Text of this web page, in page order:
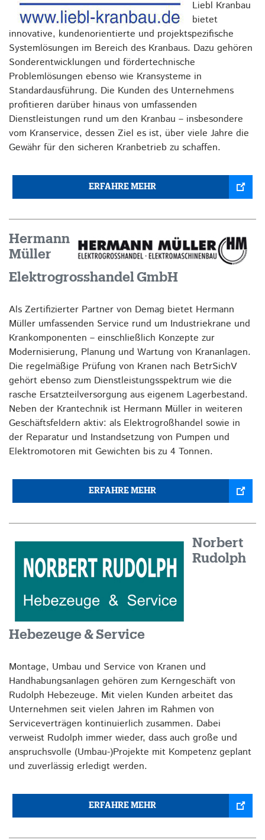
Liebl Kranbau
bietet
innovative, kundenorientierte und projektspezifische
Systemlösungen im Bereich des Kranbaus. Dazu gehören
Sonderentwicklungen und fördertechnische
Problemlösungen ebenso wie Kransysteme in
Standardausführung. Die Kunden des Unternehmens
profitieren darüber hinaus von umfassenden
Dienstleistungen rund um den Kranbau – insbesondere
vom Kranservice, dessen Ziel es ist, über viele Jahre die
Gewähr für den sicheren Kranbetrieb zu schaffen.
ERFAHRE MEHR
Hermann
Müller
Elektrogrosshandel GmbH
Als Zertifizierter Partner von Demag bietet Hermann
Müller umfassenden Service rund um Industriekrane und
Krankomponenten – einschließlich Konzepte zur
Modernisierung, Planung und Wartung von Krananlagen.
Die regelmäßige Prüfung von Kranen nach BetrSichV
gehört ebenso zum Dienstleistungsspektrum wie die
rasche Ersatzteilversorgung aus eigenem Lagerbestand.
Neben der Krantechnik ist Hermann Müller in weiteren
Geschäftsfeldern aktiv: als Elektrogroßhandel sowie in
der Reparatur und Instandsetzung von Pumpen und
Elektromotoren mit Gewichten bis zu 4 Tonnen.
ERFAHRE MEHR
Norbert
Rudolph
Hebezeuge & Service
Montage, Umbau und Service von Kranen und
Handhabungsanlagen gehören zum Kerngeschäft von
Rudolph Hebezeuge. Mit vielen Kunden arbeitet das
Unternehmen seit vielen Jahren im Rahmen von
Serviceverträgen kontinuierlich zusammen. Dabei
verweist Rudolph immer wieder, dass auch große und
anspruchsvolle (Umbau-)Projekte mit Kompetenz geplant
und zuverlässig erledigt werden.
ERFAHRE MEHR